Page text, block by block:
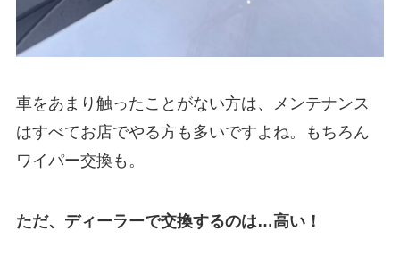
車をあまり触ったことがない方は、メンテナンス
はすべてお店でやる方も多いですよね。もちろん
ワイパー交換も。
ただ、ディーラーで交換するのは…高い！